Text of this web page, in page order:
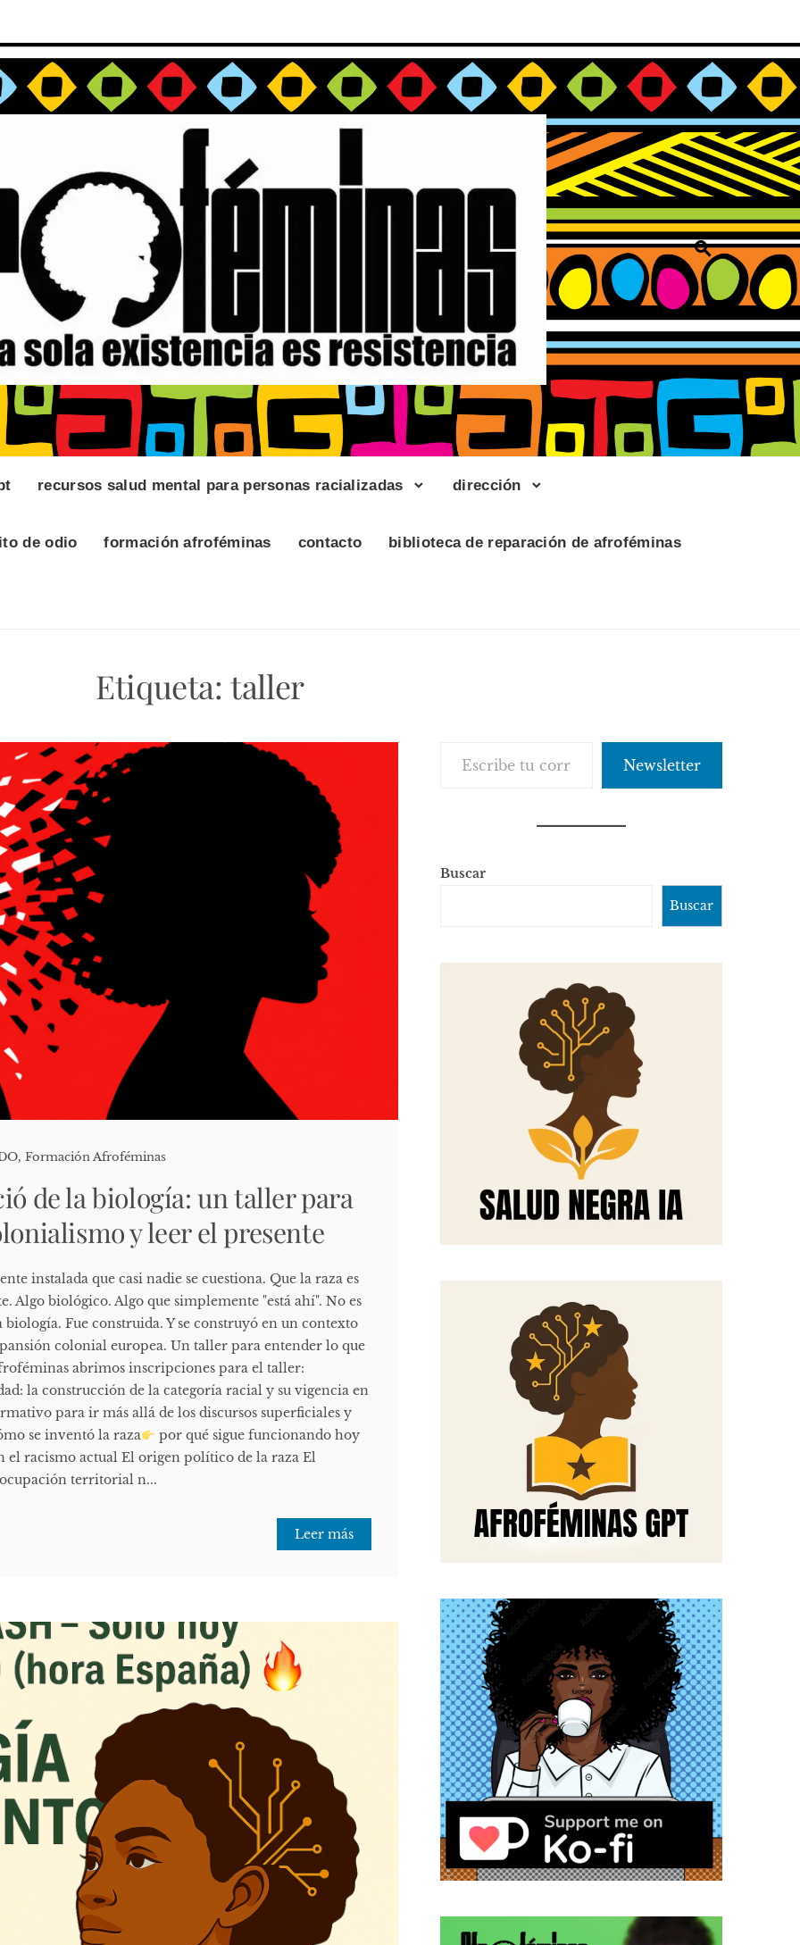
recursos salud mental para personas racializadas dirección
de odio formación afroféminas contacto biblioteca de reparación de afroféminas
Etiqueta:taller
,Formación Afroféminas
de la biología: un taller para
y leer el presente
instalada que casi nadie se cuestiona. Que la raza es
Algo biológico. Algo que simplemente "está ahí". No es
biología. Fue construida. Y se construyó en un contexto
colonial europea. Un taller para entender lo que
abrimos inscripciones para el taller:
la construcción de la categoría racial y su vigencia en
para ir más allá de los discursos superficiales y
se inventó la raza
por qué sigue funcionando hoy
el racismo actual El origen político de la raza El
territorial n...
Leer más
Newsletter
Buscar
Buscar